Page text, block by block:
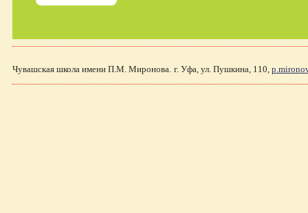
Чувашская школа имени П.М. Миронова. г. Уфа, ул. Пушкина, 110,